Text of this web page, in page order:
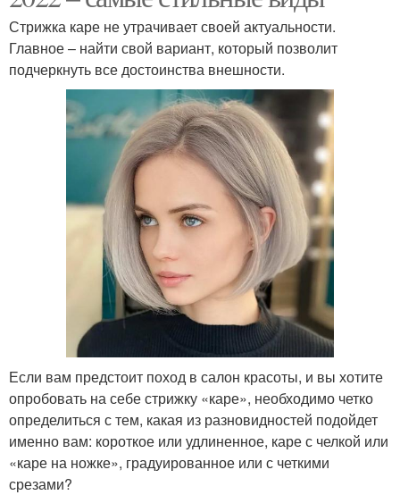
Стрижка каре не утрачивает своей актуальности.
Главное – найти свой вариант, который позволит
подчеркнуть все достоинства внешности.
Если вам предстоит поход в салон красоты, и вы хотите
опробовать на себе стрижку «каре», необходимо четко
определиться с тем, какая из разновидностей подойдет
именно вам: короткое или удлиненное, каре с челкой или
«каре на ножке», градуированное или с четкими
срезами?